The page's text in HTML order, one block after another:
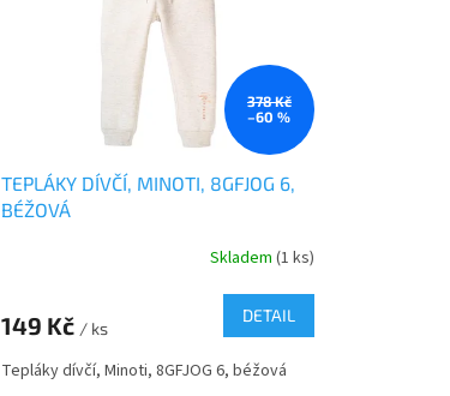
378 Kč
–60 %
TEPLÁKY DÍVČÍ, MINOTI, 8GFJOG 6,
BÉŽOVÁ
Skladem (1 ks)
149 Kč / ks
DETAIL
Tepláky dívčí, Minoti, 8GFJOG 6, béžová